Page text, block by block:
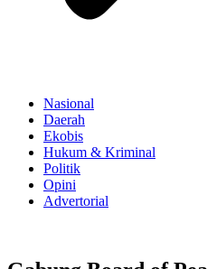
Nasional
Daerah
Ekobis
Hukum & Kriminal
Politik
Opini
Advertorial